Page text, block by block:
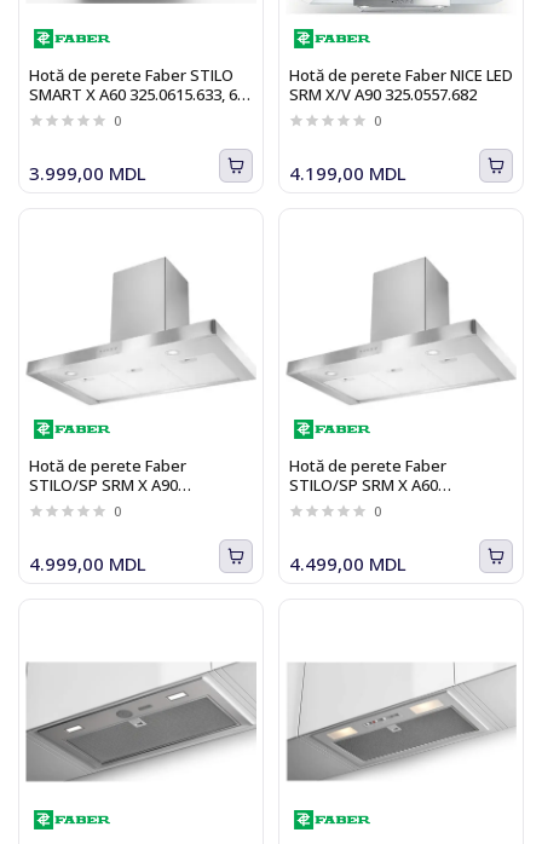
Hotă de perete Faber STILO
SMART X A60 325.0615.633, 60
cm, 435 m3/h, inox
0
3.999,00 MDL
Hotă de perete Faber NICE LED
SRM X/V A90 325.0557.682
0
4.199,00 MDL
Hotă de perete Faber
STILO/SP SRM X A90
325.0557.664, 90 cm, 650 m3/h,
inox
0
4.999,00 MDL
Hotă de perete Faber
STILO/SP SRM X A60
325.0557.663, 60 cm, 650 m3/h,
inox
0
4.499,00 MDL